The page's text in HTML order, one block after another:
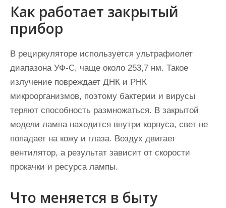
Как работает закрытый
прибор
В рециркуляторе используется ультрафиолет
диапазона УФ-С, чаще около 253,7 нм. Такое
излучение повреждает ДНК и РНК
микроорганизмов, поэтому бактерии и вирусы
теряют способность размножаться. В закрытой
модели лампа находится внутри корпуса, свет не
попадает на кожу и глаза. Воздух двигает
вентилятор, а результат зависит от скорости
прокачки и ресурса лампы.
Что меняется в быту